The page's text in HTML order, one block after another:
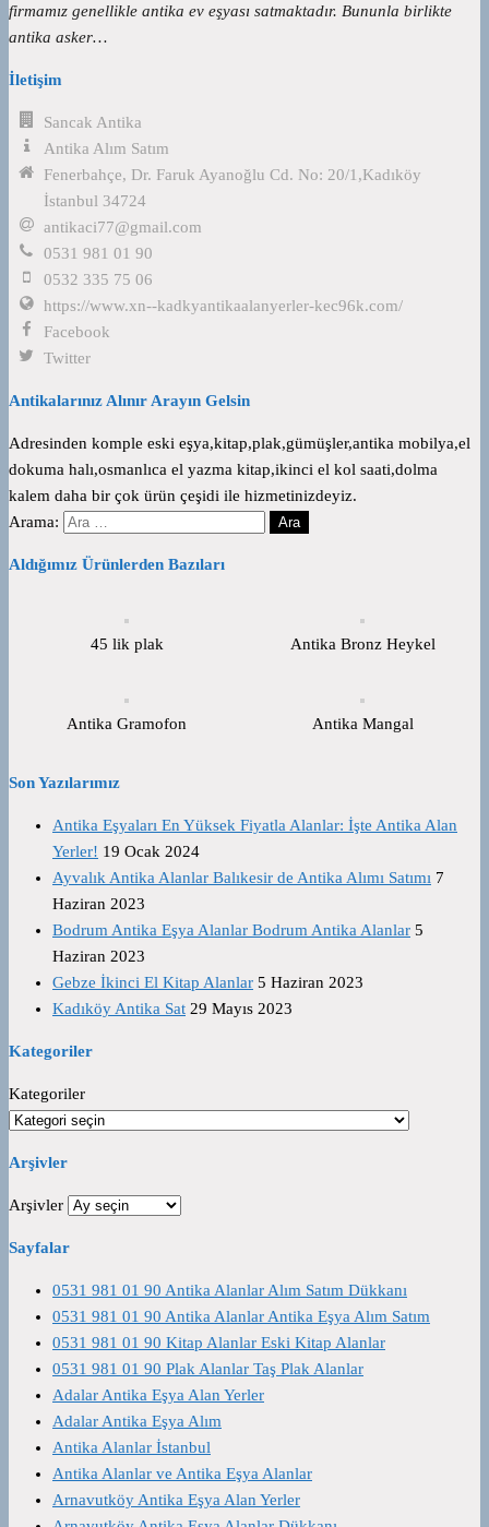
firmamız genellikle antika ev eşyası satmaktadır. Bununla birlikte
antika asker…
İletişim
Sancak Antika
Antika Alım Satım
Fenerbahçe, Dr. Faruk Ayanoğlu Cd. No: 20/1,Kadıköy
İstanbul 34724
antikaci77@gmail.com
0531 981 01 90
0532 335 75 06
https://www.xn--kadkyantikaalanyerler-kec96k.com/
Facebook
Twitter
Antikalarınız Alınır Arayın Gelsin
Adresinden komple eski eşya,kitap,plak,gümüşler,antika mobilya,el
dokuma halı,osmanlıca el yazma kitap,ikinci el kol saati,dolma
kalem daha bir çok ürün çeşidi ile hizmetinizdeyiz.
Arama:
Aldığımız Ürünlerden Bazıları
45 lik plak Antika Bronz Heykel
Antika Gramofon Antika Mangal
Son Yazılarımız
Antika Eşyaları En Yüksek Fiyatla Alanlar: İşte Antika Alan
Yerler! 19 Ocak 2024
Ayvalık Antika Alanlar Balıkesir de Antika Alımı Satımı 7
Haziran 2023
Bodrum Antika Eşya Alanlar Bodrum Antika Alanlar 5
Haziran 2023
Gebze İkinci El Kitap Alanlar 5 Haziran 2023
Kadıköy Antika Sat 29 Mayıs 2023
Kategoriler
Kategoriler
Arşivler
Arşivler
Sayfalar
0531 981 01 90 Antika Alanlar Alım Satım Dükkanı
0531 981 01 90 Antika Alanlar Antika Eşya Alım Satım
0531 981 01 90 Kitap Alanlar Eski Kitap Alanlar
0531 981 01 90 Plak Alanlar Taş Plak Alanlar
Adalar Antika Eşya Alan Yerler
Adalar Antika Eşya Alım
Antika Alanlar İstanbul
Antika Alanlar ve Antika Eşya Alanlar
Arnavutköy Antika Eşya Alan Yerler